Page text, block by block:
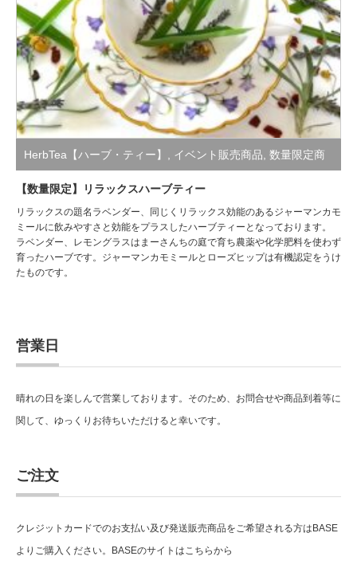
HerbTea【ハーブ・ティー】 イベント販売商品 数量限定商
品
【数量限定】リラックスハーブティー
リラックスの題名ラベンダー、同じくリラックス効能のあるジャーマンカモ
ミールに飲みやすさと効能をプラスしたハーブティーとなっております。
ラベンダー、レモングラスはまーさんちの庭で育ち農薬や化学肥料を使わず
育ったハーブです。ジャーマンカモミールとローズヒップは有機認定をうけ
たものです。
営業日
晴れの日を楽しんで営業しております。そのため、お問合せや商品到着等に
関して、ゆっくりお待ちいただけると幸いです。
ご注文
クレジットカードでのお支払い及び発送販売商品をご希望される方はBASE
よりご購入ください。BASEのサイトはこちらから